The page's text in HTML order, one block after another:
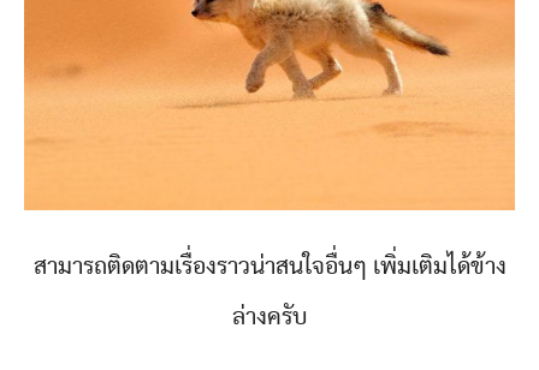
สามารถติดตามเรื่องราวน่าสนใจอื่นๆ เพิ่มเติมได้ข้าง
ล่างครับ